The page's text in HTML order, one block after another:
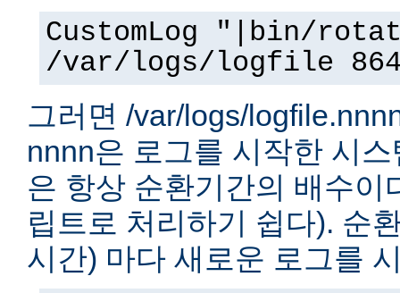
CustomLog "|bin/
/var/logs/logfile
그러면 /var/logs/
nnnn은 로그를 시작한 시
은 항상 순환기간의 배수이
립트로 처리하기 쉽다). 순
시간) 마다 새로운 로그를